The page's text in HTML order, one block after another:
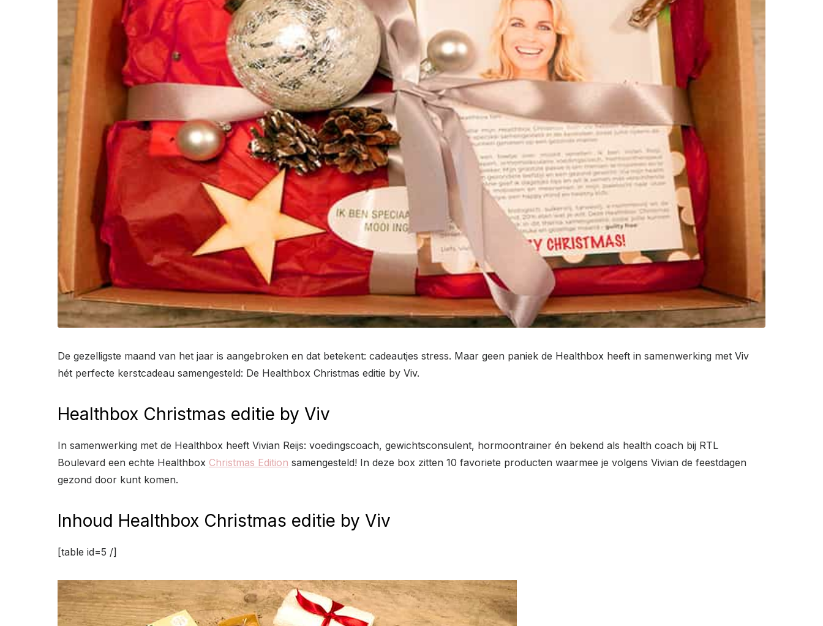
De gezelligste maand van het jaar is aangebroken en dat betekent: cadeautjes stress. Maar geen paniek de Healthbox heeft in samenwerking met Viv
hét perfecte kerstcadeau samengesteld: De Healthbox Christmas editie by Viv.
Healthbox Christmas editie by Viv
In samenwerking met de Healthbox heeft Vivian Reijs: voedingscoach, gewichtsconsulent, hormoontrainer én bekend als health coach bij RTL
Boulevard een echte Healthbox Christmas Edition samengesteld! In deze box zitten 10 favoriete producten waarmee je volgens Vivian de feestdagen
gezond door kunt komen.
Inhoud Healthbox Christmas editie by Viv
[table id=5 /]